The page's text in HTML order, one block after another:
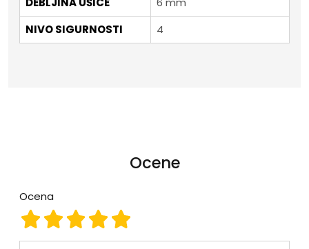
NIVO SIGURNOSTI
4
Ocene
Ocena
Ocena 5
Ocena 4
Ocena 3
Ocena 2
Ocena 1